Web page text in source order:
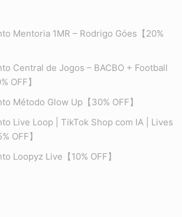
Mentoria 1MR – Rodrigo Góes【20%
Central de Jogos – BACBO + Football
OFF】
Método Glow Up【30% OFF】
Live Loop | TikTok Shop com IA | Lives
OFF】
Loopyz Live【10% OFF】